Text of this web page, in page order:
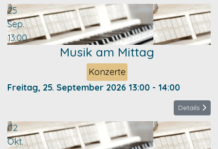
25
Sep.
13:00
Musik am Mittag
Konzerte
Freitag, 25. September 2026 13:00 - 14:00
Details
02
Okt.